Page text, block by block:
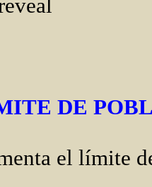
DE
el límite